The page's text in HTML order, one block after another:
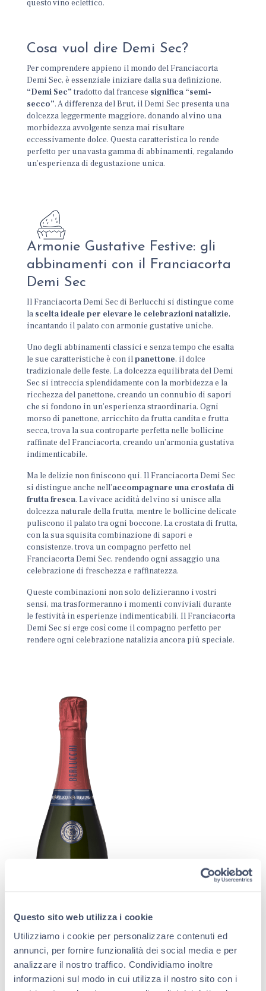
Questo sito web utilizza i cookie
Utilizziamo i cookie per personalizzare contenuti ed
annunci, per fornire funzionalità dei social media e per
analizzare il nostro traffico. Condividiamo inoltre
informazioni sul modo in cui utilizza il nostro sito con i
questo vino eclettico.
Cosa vuol dire Demi Sec?
Per comprendere appieno il mondo del Franciacorta
Demi Sec, è essenziale iniziare dalla sua definizione.
“Demi Sec” tradotto dal francese significa “semi-
secco”. A differenza del Brut, il Demi Sec presenta una
dolcezza leggermente maggiore, donando al vino una
morbidezza avvolgente senza mai risultare
eccessivamente dolce. Questa caratteristica lo rende
perfetto per una vasta gamma di abbinamenti, regalando
un’esperienza di degustazione unica.
Armonie Gustative Festive: gli
abbinamenti con il Franciacorta
Demi Sec
Il Franciacorta Demi Sec di Berlucchi si distingue come
la scelta ideale per elevare le celebrazioni natalizie,
incantando il palato con armonie gustative uniche.
Uno degli abbinamenti classici e senza tempo che esalta
le sue caratteristiche è con ilpanettone, il dolce
tradizionale delle feste. La dolcezza equilibrata del Demi
Sec si intreccia splendidamente con la morbidezza e la
ricchezza del panettone, creando un connubio di sapori
che si fondono in un’esperienza straordinaria. Ogni
morso di panettone, arricchito da frutta candita e frutta
secca, trova la sua controparte perfetta nelle bollicine
raffinate del Franciacorta, creando un’armonia gustativa
indimenticabile.
Ma le delizie non finiscono qui. Il Franciacorta Demi Sec
si distingue anche nell’accompagnare una crostata di
frutta fresca. La vivace acidità del vino si unisce alla
dolcezza naturale della frutta, mentre le bollicine delicate
puliscono il palato tra ogni boccone. La crostata di frutta,
con la sua squisita combinazione di sapori e
consistenze, trova un compagno perfetto nel
Franciacorta Demi Sec, rendendo ogni assaggio una
celebrazione di freschezza e raffinatezza.
Queste combinazioni non solo delizieranno i vostri
sensi, ma trasformeranno i momenti conviviali durante
le festività in esperienze indimenticabili. Il Franciacorta
Demi Sec si erge così come il compagno perfetto per
rendere ogni celebrazione natalizia ancora più speciale.